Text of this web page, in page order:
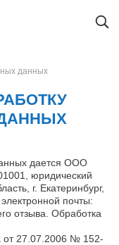
фундамента
освещения
сети
связи
данных
дается ООО
юридический
г. Екатеринбург,
почты:
отзыва. Обработка
от 27.07.2006 № 152-